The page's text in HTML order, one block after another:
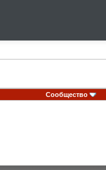
Сообщество